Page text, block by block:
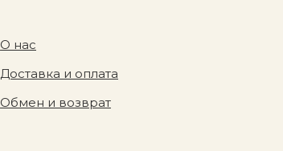
О нас
Доставка и оплата
Обмен и возврат